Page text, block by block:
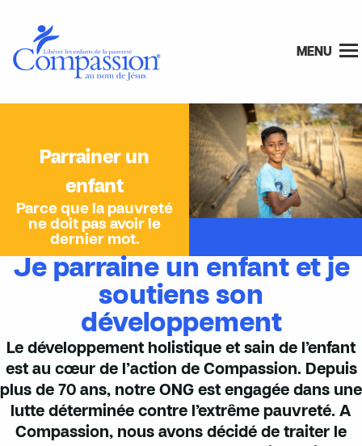
MENU
Parrainer un
enfant
Parce que la pauvreté
ne doit pas avoir le
dernier mot.
Je parraine un enfant et je
soutiens son
développement
Le développement holistique et sain de l’enfant
est au cœur de l’action de Compassion. Depuis
plus de 70 ans, notre ONG est engagée dans une
lutte déterminée contre l’extrême pauvreté. A
Compassion, nous avons décidé de traiter le